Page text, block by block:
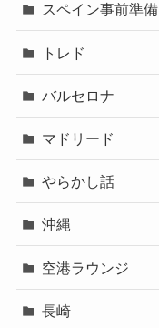
スペイン事前準備
トレド
バルセロナ
マドリード
やらかし話
沖縄
空港ラウンジ
長崎